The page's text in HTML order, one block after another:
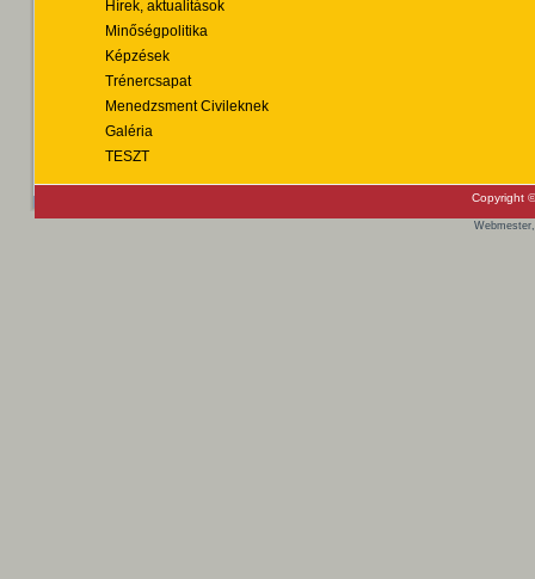
Hírek, aktualitások
Minőségpolitika
Képzések
Trénercsapat
Menedzsment Civileknek
Galéria
TESZT
Copyright